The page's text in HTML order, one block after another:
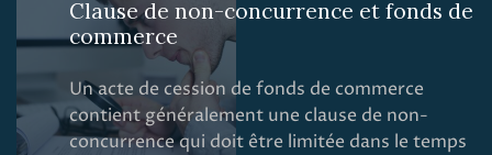
Clause de non-concurrence et fonds de
commerce
Un acte de cession de fonds de commerce
contient généralement une clause de non-
concurrence qui doit être limitée dans le temps